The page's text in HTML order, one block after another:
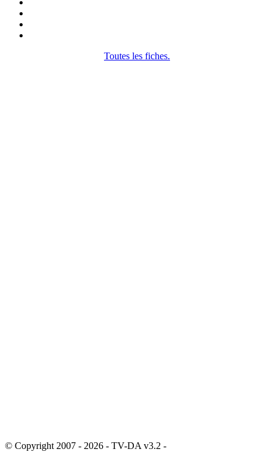
Toutes les fiches.
© Copyright 2007 - 2026 - TV-DA v3.2 -